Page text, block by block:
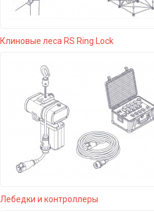
Клиновые леса RS Ring Lock
Лебедки и контроллеры